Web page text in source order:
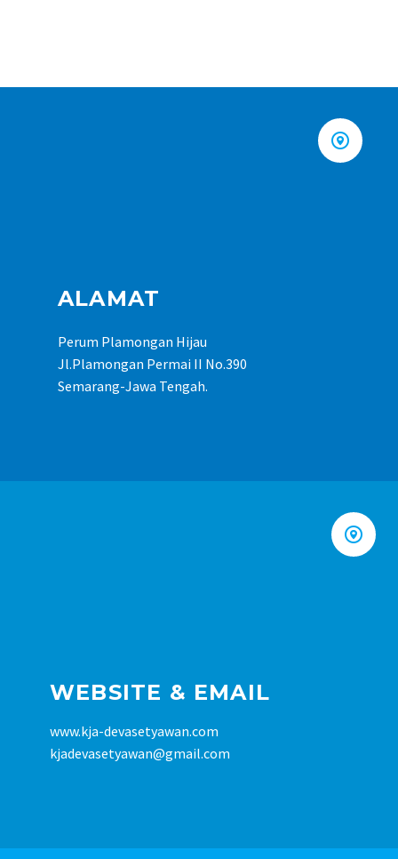


ALAMAT
Perum Plamongan Hijau
Jl.Plamongan Permai II No.390
Semarang-Jawa Tengah.


WEBSITE & EMAIL
www.kja-devasetyawan.com
kjadevasetyawan@gmail.com